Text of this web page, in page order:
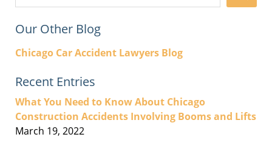
Our Other Blog
Chicago Car Accident Lawyers Blog
Recent Entries
What You Need to Know About Chicago
Construction Accidents Involving Booms and Lifts
March 19, 2022